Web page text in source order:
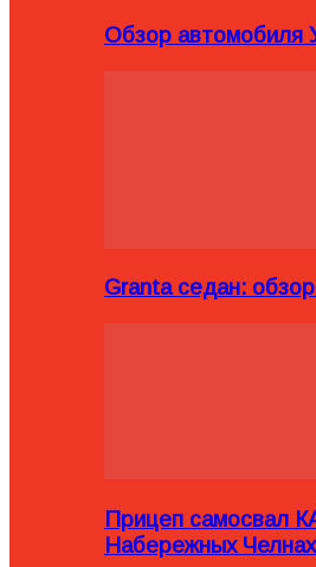
Обзор автомобиля
Granta седан:
Прицеп самосвал
Набережных Челнах